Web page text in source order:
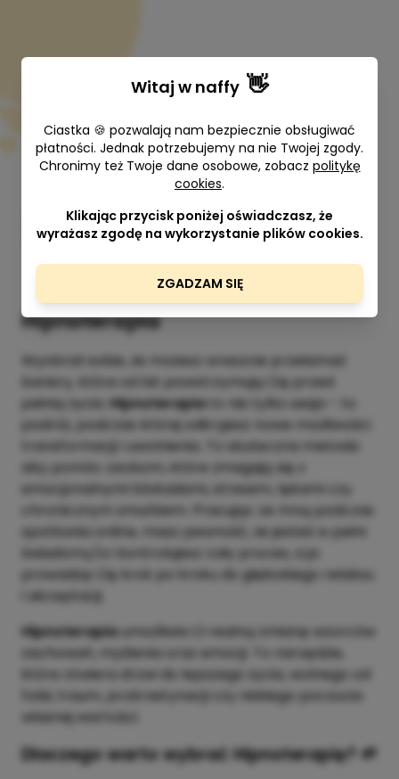
Hipnoterapia
Anna Olszowy
90 min
500,00 zł
Hipnoterapia
Wyobraź sobie, że możesz wreszcie przełamać
bariery, które od lat powstrzymują Cię przed
pełnią życia. Hipnoterapiato nie tylko sesja – to
podróż, podczas której odkryjesz nowe możliwości
transformacji i uwolnienia. To skuteczna metoda
aby pomóc osobom, które zmagają się z
emocjonalnymi blokadami, stresem, lękami czy
chronicznym smutkiem. Pracując ze mną podczas
spotkania online, masz pewność, że jesteś w pełni
świadomy/a i kontrolujesz cały proces, a ja
prowadzę Cię krok po kroku do głębokiego relaksu
i akceptacji.
Hipnoterapiaumożliwia Ci realną zmianę wzorców
zachowań, myślenia oraz emocji. To narzędzie,
które otwiera drzwi do lepszego życia, wolnego od
fobii, traum, prokrastynacji czy niskiego poczucia
własnej wartości.
Dlaczego warto wybrać Hipnoterapię? 🌱
Witaj w naffy 👋
Ciastka 🍪 pozwalają nam bezpiecznie obsługiwać
płatności. Jednak potrzebujemy na nie Twojej zgody.
Chronimy też Twoje dane osobowe, zobacz politykę
cookies.
Klikając przycisk poniżej oświadczasz, że
wyrażasz zgodę na wykorzystanie plików cookies.
ZGADZAM SIĘ